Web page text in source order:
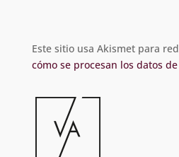
Este sitio usa Akismet para
cómo se procesan los datos